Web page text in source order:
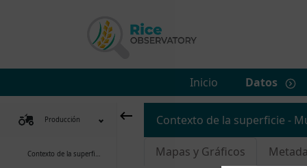
Inicio Datos
Producción
Contexto de la superficie
Contexto de la superficie -
Mapas y Gráficos